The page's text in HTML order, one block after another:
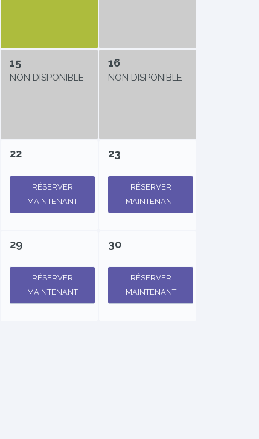
15
NON DISPONIBLE
16
NON DISPONIBLE
22
RÉSERVER
MAINTENANT
23
RÉSERVER
MAINTENANT
29
RÉSERVER
MAINTENANT
30
RÉSERVER
MAINTENANT